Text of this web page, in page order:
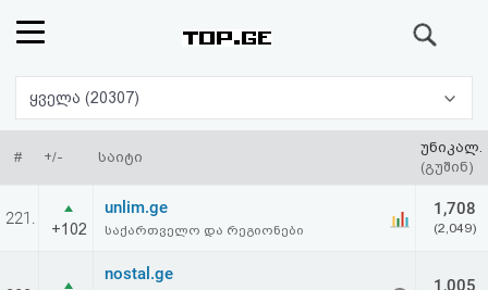
რეიტინგი
(მთავარი)
ფოსტა
ყველა (20307)
# +/- საიტი
უნიკალ.
(გუშინ)
221.
+102
unlim.ge
საქართველო და რეგიონები
1,708
(2,049)
nostal.ge
1,005